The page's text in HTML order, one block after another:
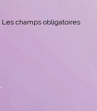
Les champs obligatoires